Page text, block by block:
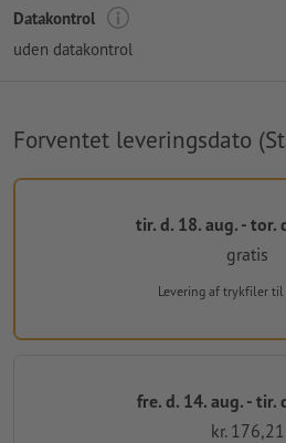
Datakontrol
uden datakontrol
Forventet leveringsdato
tir. d. 18. aug. - tor.
gratis
Levering af trykfiler til
fre. d. 14. aug. - tir.
kr. 176,21